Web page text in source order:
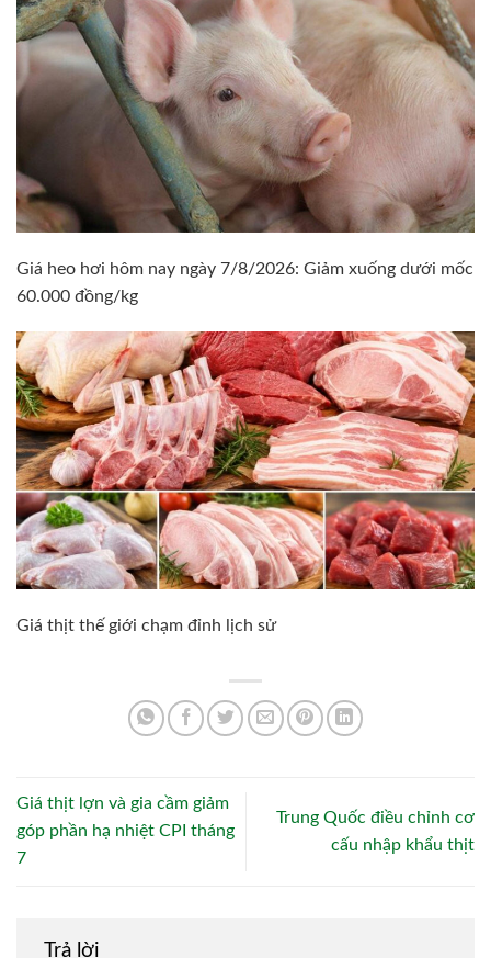
Giá heo hơi hôm nay ngày 7/8/2026: Giảm xuống dưới mốc
60.000 đồng/kg
Giá thịt thế giới chạm đỉnh lịch sử
Giá thịt lợn và gia cầm giảm
góp phần hạ nhiệt CPI tháng
7
Trung Quốc điều chỉnh cơ
cấu nhập khẩu thịt
Trả lời